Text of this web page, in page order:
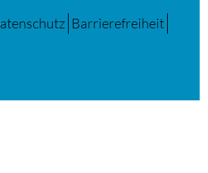
Barrierefreiheit